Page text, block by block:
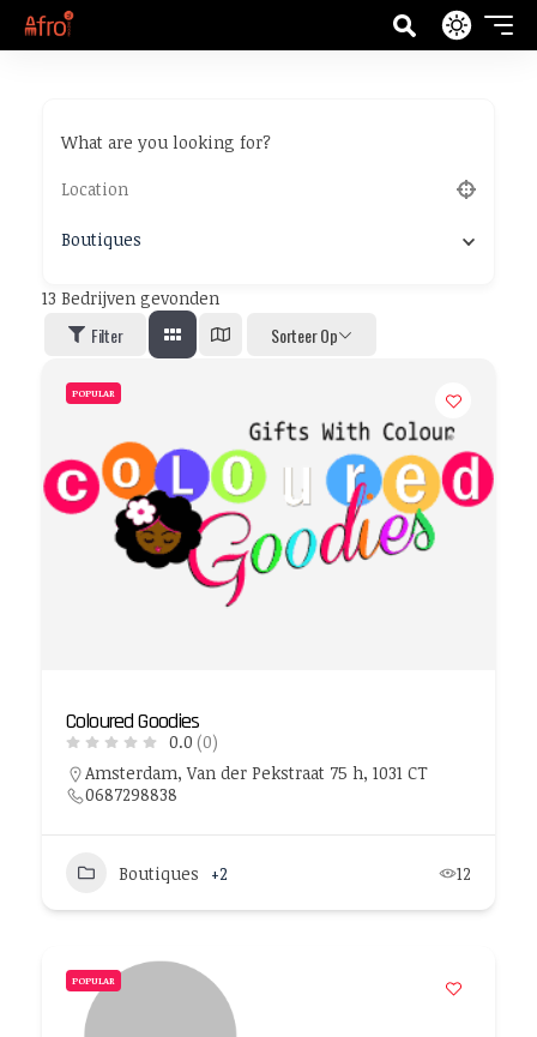
What are you looking for?
Boutiques
13 Bedrijven gevonden
Filter Sorteer Op
POPULAR
Coloured Goodies
0.0 (0)
Amsterdam, Van der Pekstraat 75 h, 1031 CT
0687298838
Boutiques +2 12
POPULAR